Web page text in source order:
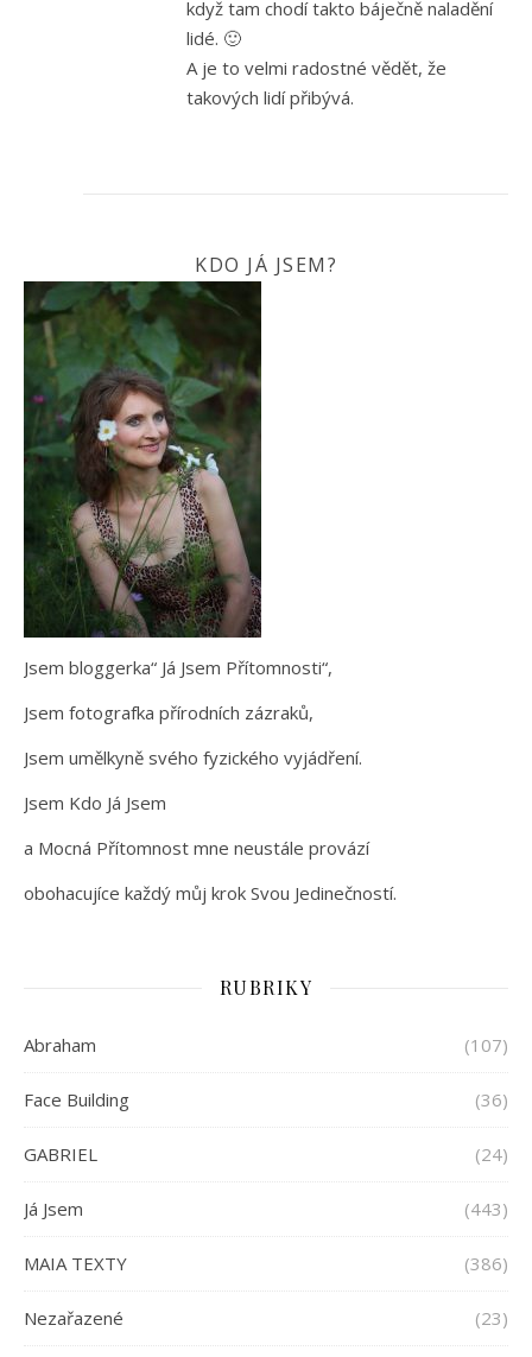
když tam chodí takto báječně naladění
lidé. 🙂
A je to velmi radostné vědět, že
takových lidí přibývá.
KDO JÁ JSEM?
Jsem bloggerka“ Já Jsem Přítomnosti“,
Jsem fotografka přírodních zázraků,
Jsem umělkyně svého fyzického vyjádření.
Jsem Kdo Já Jsem
a Mocná Přítomnost mne neustále provází
obohacujíce každý můj krok Svou Jedinečností.
RUBRIKY
Abraham (107)
Face Building (36)
GABRIEL (24)
Já Jsem (443)
MAIA TEXTY (386)
Nezařazené (23)